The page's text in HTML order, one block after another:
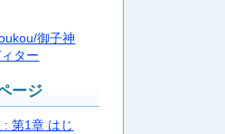
御子神
ター
ージ
: 第1章 はじ